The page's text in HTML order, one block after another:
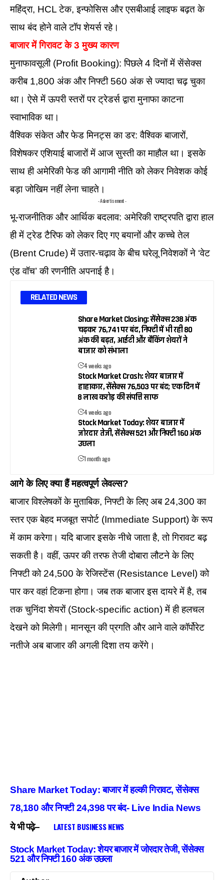
महिंद्रा, HCL टेक, इन्फोसिस और एसबीआई लाइफ बढ़त के
साथ बंद होने वाले टॉप शेयर्स रहे।
बाजार में गिरावट के 3 मुख्य कारण
मुनाफावसूली (Profit Booking): पिछले 4 दिनों में सेंसेक्स
करीब 1,800 अंक और निफ्टी 560 अंक से ज्यादा चढ़ चुका
था। ऐसे में ऊपरी स्तरों पर ट्रेडर्स द्वारा मुनाफा काटना
स्वाभाविक था।
वैश्विक संकेत और फेड मिनट्स का डर: वैश्विक बाजारों,
विशेषकर एशियाई बाजारों में आज सुस्ती का माहौल था। इसके
साथ ही अमेरिकी फेड की आगामी नीति को लेकर निवेशक कोई
बड़ा जोखिम नहीं लेना चाहते।
- Advertisement -
भू-राजनीतिक और आर्थिक बदलाव: अमेरिकी राष्ट्रपति द्वारा हाल
ही में ट्रेड टैरिफ को लेकर दिए गए बयानों और कच्चे तेल
(Brent Crude) में उतार-चढ़ाव के बीच घरेलू निवेशकों ने ‘वेट
एंड वॉच’ की रणनीति अपनाई है।
RELATED NEWS
Share Market Closing: सेंसेक्स 238 अंक
चढ़कर 76,741 पर बंद, निफ्टी में भी रही 80
अंक की बढ़त, आईटी और बैंकिंग शेयरों ने
बाजार को संभाला
4 weeks ago
Stock Market Crash: शेयर बाजार में
हाहाकार, सेंसेक्स 76,503 पर बंद; एक दिन में
₹8 लाख करोड़ की संपत्ति साफ
4 weeks ago
Stock Market Today: शेयर बाजार में
जोरदार तेजी, सेंसेक्स 521 और निफ्टी 160 अंक
उछला
1 month ago
आगे के लिए क्या हैं महत्वपूर्ण लेवल्स?
बाजार विश्लेषकों के मुताबिक, निफ्टी के लिए अब 24,300 का
स्तर एक बेहद मजबूत सपोर्ट (Immediate Support) के रूप
में काम करेगा। यदि बाजार इसके नीचे जाता है, तो गिरावट बढ़
सकती है। वहीं, ऊपर की तरफ तेजी दोबारा लौटने के लिए
निफ्टी को 24,500 के रेजिस्टेंस (Resistance Level) को
पार कर वहां टिकना होगा। जब तक बाजार इस दायरे में है, तब
तक चुनिंदा शेयरों (Stock-specific action) में ही हलचल
देखने को मिलेगी। मानसून की प्रगति और आने वाले कॉर्पोरेट
नतीजे अब बाजार की अगली दिशा तय करेंगे।
Share Market Today: बाजार में हल्की गिरावट, सेंसेक्स
78,180 और निफ्टी 24,398 पर बंद- Live India News
ये भी पढ़े–
LATEST BUSINESS NEWS
Stock Market Today: शेयर बाजार में जोरदार तेजी, सेंसेक्स
521 और निफ्टी 160 अंक उछला